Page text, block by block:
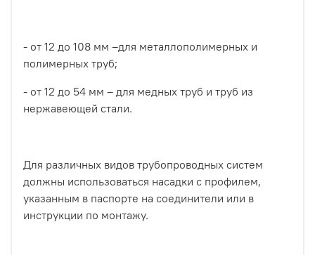
- от 12 до 108 мм –для металлополимерных и
полимерных труб;
- от 12 до 54 мм – для медных труб и труб из
нержавеющей стали.
Для различных видов трубопроводных систем
должны использоваться насадки с профилем,
указанным в паспорте на соединители или в
инструкции по монтажу.